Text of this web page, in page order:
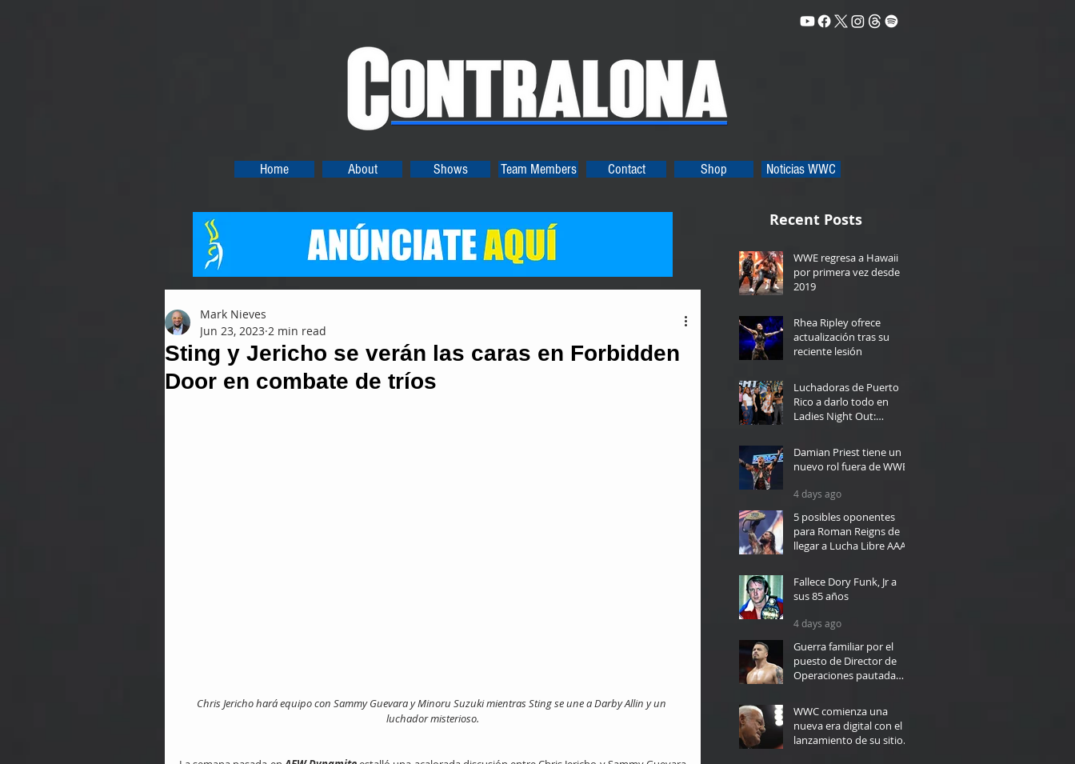
Home About Shows Team Members Contact Shop Noticias WWC
Sting y Jericho se verán las caras en Forbidden
Door en combate de tríos
Mark Nieves
Jun 23, 2023 2 min read
Chris Jericho hará equipo con Sammy Guevara y Minoru Suzuki mientras Sting se une a Darby Allin y un
luchador misterioso.
Recent Posts
WWE regresa a Hawaii
por primera vez desde
2019
Rhea Ripley ofrece
actualización tras su
reciente lesión
Luchadoras de Puerto
Rico a darlo todo en
Ladies Night Out:
Damian Priest tiene un
nuevo rol fuera de WWE
4 days ago
5 posibles oponentes
para Roman Reigns de
llegar a Lucha Libre AAA
Fallece Dory Funk, Jr a
sus 85 años
4 days ago
Guerra familiar por el
puesto de Director de
Operaciones pautada
WWC comienza una
nueva era digital con el
lanzamiento de su sitio